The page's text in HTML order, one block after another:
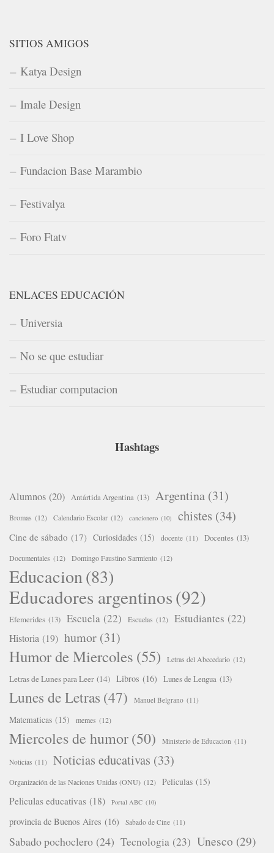
SITIOS AMIGOS
Katya Design
Imale Design
I Love Shop
Fundacion Base Marambio
Festivalya
Foro Ftatv
ENLACES EDUCACIÓN
Universia
No se que estudiar
Estudiar computacion
Hashtags
Alumnos (20) Antártida Argentina (13) Argentina (31)
Bromas (12) Calendario Escolar (12) cancionero (10) chistes (34)
Cine de sábado (17) Curiosidades (15) docente (11) Docentes (13)
Documentales (12) Domingo Faustino Sarmiento (12)
Educacion(83)
Educadores argentinos(92)
Efemerides (13) Escuela (22) Escuelas (12) Estudiantes (22)
Historia (19) humor (31)
Humor de Miercoles (55) Letras del Abecedario (12)
Letras de Lunes para Leer (14) Libros (16) Lunes de Lengua (13)
Lunes de Letras (47) Manuel Belgrano (11)
Matematicas (15) memes (12)
Miercoles de humor(50) Ministerio de Educacion (11)
Noticias (11) Noticias educativas (33)
Organización de las Naciones Unidas (ONU) (12) Peliculas (15)
Peliculas educativas (18) Portal ABC (10)
provincia de Buenos Aires (16) Sabado de Cine (11)
Sabado pochoclero (24) Tecnologia (23) Unesco (29)